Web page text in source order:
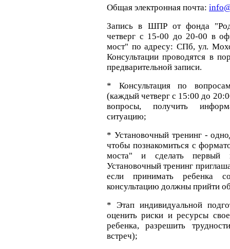
Общая электронная почта:
Запись в ШПР от фонда
четверг с 15-00 до 20-00 в
мост" по адресу: СПб, ул.
Консультации проводятся в
предварительной записи.
* Консультация по
(каждый четверг с 15:00 до
вопросы, получить
ситуацию;
* Установочный тренинг -
чтобы познакомиться с
моста" и сделать первый
Установочный тренинг
если принимать ребенка
консультацию должны прийти
* Этап индивидуальной
оценить риски и ресурсы
ребенка, разрешить
встреч);